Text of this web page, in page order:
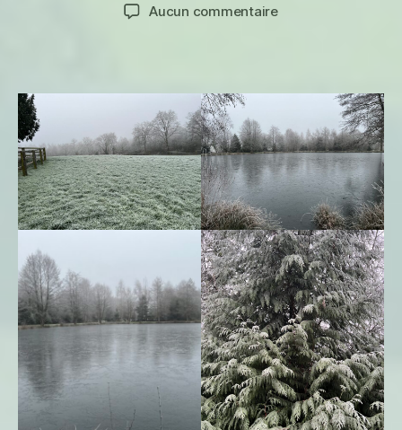
l’article
Aucun commentairesur